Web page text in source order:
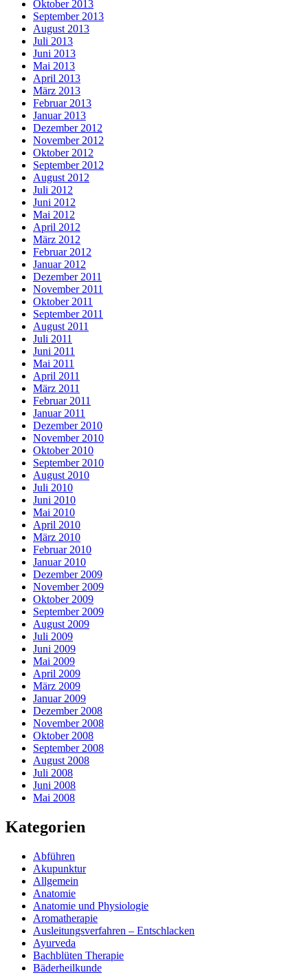
Oktober 2013
September 2013
August 2013
Juli 2013
Juni 2013
Mai 2013
April 2013
März 2013
Februar 2013
Januar 2013
Dezember 2012
November 2012
Oktober 2012
September 2012
August 2012
Juli 2012
Juni 2012
Mai 2012
April 2012
März 2012
Februar 2012
Januar 2012
Dezember 2011
November 2011
Oktober 2011
September 2011
August 2011
Juli 2011
Juni 2011
Mai 2011
April 2011
März 2011
Februar 2011
Januar 2011
Dezember 2010
November 2010
Oktober 2010
September 2010
August 2010
Juli 2010
Juni 2010
Mai 2010
April 2010
März 2010
Februar 2010
Januar 2010
Dezember 2009
November 2009
Oktober 2009
September 2009
August 2009
Juli 2009
Juni 2009
Mai 2009
April 2009
März 2009
Januar 2009
Dezember 2008
November 2008
Oktober 2008
September 2008
August 2008
Juli 2008
Juni 2008
Mai 2008
Kategorien
Abführen
Akupunktur
Allgemein
Anatomie
Anatomie und Physiologie
Aromatherapie
Ausleitungsverfahren – Entschlacken
Ayurveda
Bachblüten Therapie
Bäderheilkunde